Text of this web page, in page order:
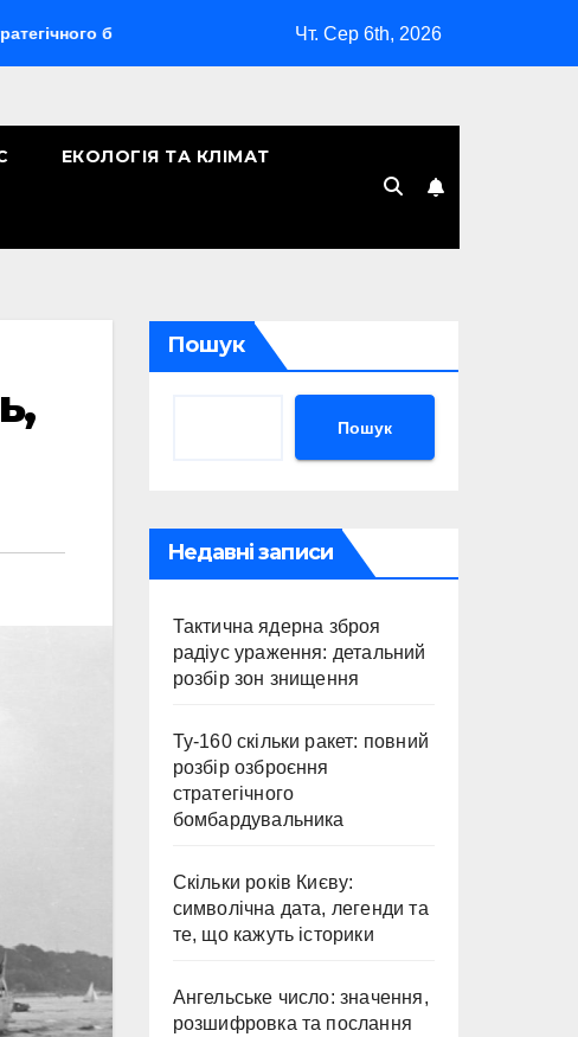
бомбардувальника Скільки років Києву: символічна дата,
Чт. Сер 6th, 2026
ЕКОЛОГІЯ ТА КЛІМАТ
Пошук
Пошук
Недавні записи
Тактична ядерна зброя
радіус ураження: детальний
розбір зон знищення
Ту-160 скільки ракет: повний
розбір озброєння
стратегічного
бомбардувальника
Скільки років Києву:
символічна дата, легенди та
те, що кажуть історики
Ангельське число: значення,
розшифровка та послання